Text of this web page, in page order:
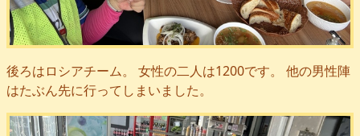
後ろはロシアチーム。 女性の二人は1200です。 他の男性陣
はたぶん先に行ってしまいました。